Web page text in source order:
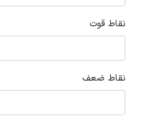
نقاط قوت
نقاط ضعف